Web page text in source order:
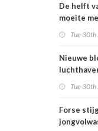
De helft
moeite
Tue 30th
Nieuwe
Tue 30th
Forse